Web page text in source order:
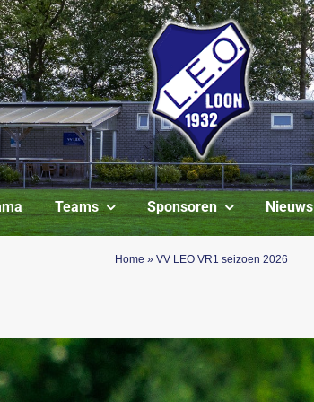
Teams Sponsoren Nieuws
Home » VV LEO VR1 seizoen 2026